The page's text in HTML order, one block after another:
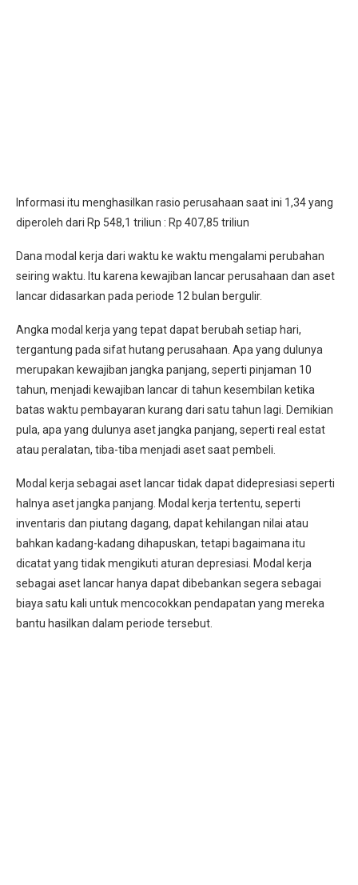
Informasi itu menghasilkan rasio perusahaan saat ini 1,34 yang
diperoleh dari Rp 548,1 triliun : Rp 407,85 triliun
Dana modal kerja dari waktu ke waktu mengalami perubahan
seiring waktu. Itu karena kewajiban lancar perusahaan dan aset
lancar didasarkan pada periode 12 bulan bergulir.
Angka modal kerja yang tepat dapat berubah setiap hari,
tergantung pada sifat hutang perusahaan. Apa yang dulunya
merupakan kewajiban jangka panjang, seperti pinjaman 10
tahun, menjadi kewajiban lancar di tahun kesembilan ketika
batas waktu pembayaran kurang dari satu tahun lagi. Demikian
pula, apa yang dulunya aset jangka panjang, seperti real estat
atau peralatan, tiba-tiba menjadi aset saat pembeli.
Modal kerja sebagai aset lancar tidak dapat didepresiasi seperti
halnya aset jangka panjang. Modal kerja tertentu, seperti
inventaris dan piutang dagang, dapat kehilangan nilai atau
bahkan kadang-kadang dihapuskan, tetapi bagaimana itu
dicatat yang tidak mengikuti aturan depresiasi. Modal kerja
sebagai aset lancar hanya dapat dibebankan segera sebagai
biaya satu kali untuk mencocokkan pendapatan yang mereka
bantu hasilkan dalam periode tersebut.